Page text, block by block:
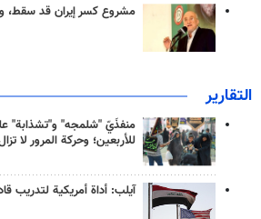
مشروع كسر إيران قد سقط،
التقارير
منفذَيّ "شلمجه" و"تشذابة"
للأربعين؛ وحركة المرور لا
آيلب: أداة أمريكية لتدريب